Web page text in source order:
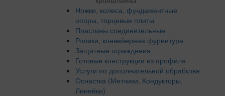
Ножки, колеса, фундаментные
опоры, торцевые плиты
Пластины соединительные
Ролики, конвейерная фурнитура
Защитные ограждения
Готовые конструкции из профиля
Услуги по дополнительной обработке
Оснастка (Метчики, Кондукторы,
Линейки)